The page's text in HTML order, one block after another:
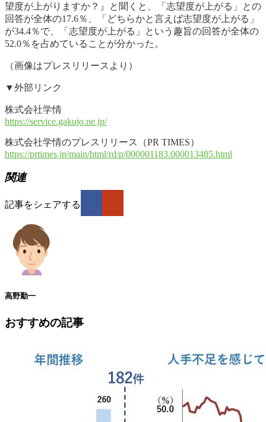
望度が上がりますか？』と聞くと、「志望度が上がる」との
回答が全体の17.6％、「どちらかと言えば志望度が上がる」
が34.4％で、「志望度が上がる」という趣旨の回答が全体の
52.0％を占めていることが分かった。
（画像はプレスリリースより）
▼外部リンク
株式会社学情
https://service.gakujo.ne.jp/
株式会社学情のプレスリリース（PR TIMES）
https://prtimes.jp/main/html/rd/p/000001183.000013485.html
関連
記事をシェアする
高野勤一
おすすめの記事